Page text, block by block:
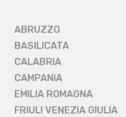
ABRUZZO
BASILICATA
CALABRIA
CAMPANIA
EMILIA ROMAGNA
FRIULI VENEZIA GIULIA